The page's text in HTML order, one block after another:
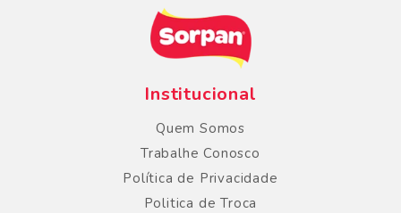
Institucional
Quem Somos
Trabalhe Conosco
Política de Privacidade
Politica de Troca